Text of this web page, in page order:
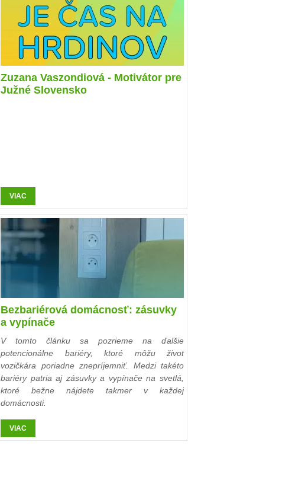
Zuzana Vaszondiová - Motivátor pre
Južné Slovensko
VIAC
Bezbariérová domácnosť: zásuvky
a vypínače
V tomto článku sa pozrieme na ďalšie
potencionálne bariéry, ktoré môžu život
vozičkára poriadne znepríjemniť. Medzi takéto
bariéry patria aj zásuvky a vypínače na svetlá,
ktoré bežne nájdete takmer v každej
domácnosti.
VIAC